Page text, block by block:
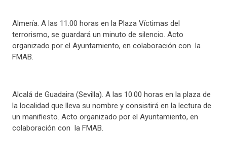
Almería. A las 11.00 horas en la Plaza Víctimas del
terrorismo, se guardará un minuto de silencio. Acto
organizado por el Ayuntamiento, en colaboración con la
FMAB.
Alcalá de Guadaira (Sevilla). A las 10.00 horas en la plaza de
la localidad que lleva su nombre y consistirá en la lectura de
un manifiesto. Acto organizado por el Ayuntamiento, en
colaboración con la FMAB.